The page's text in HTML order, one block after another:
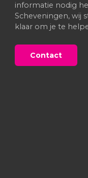
informatie nodig
Scheveningen, wij
klaar om je te
Contact